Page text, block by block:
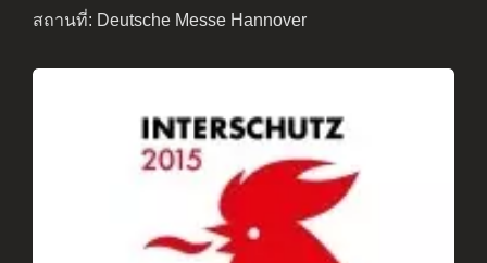
สถานที่: Deutsche Messe Hannover